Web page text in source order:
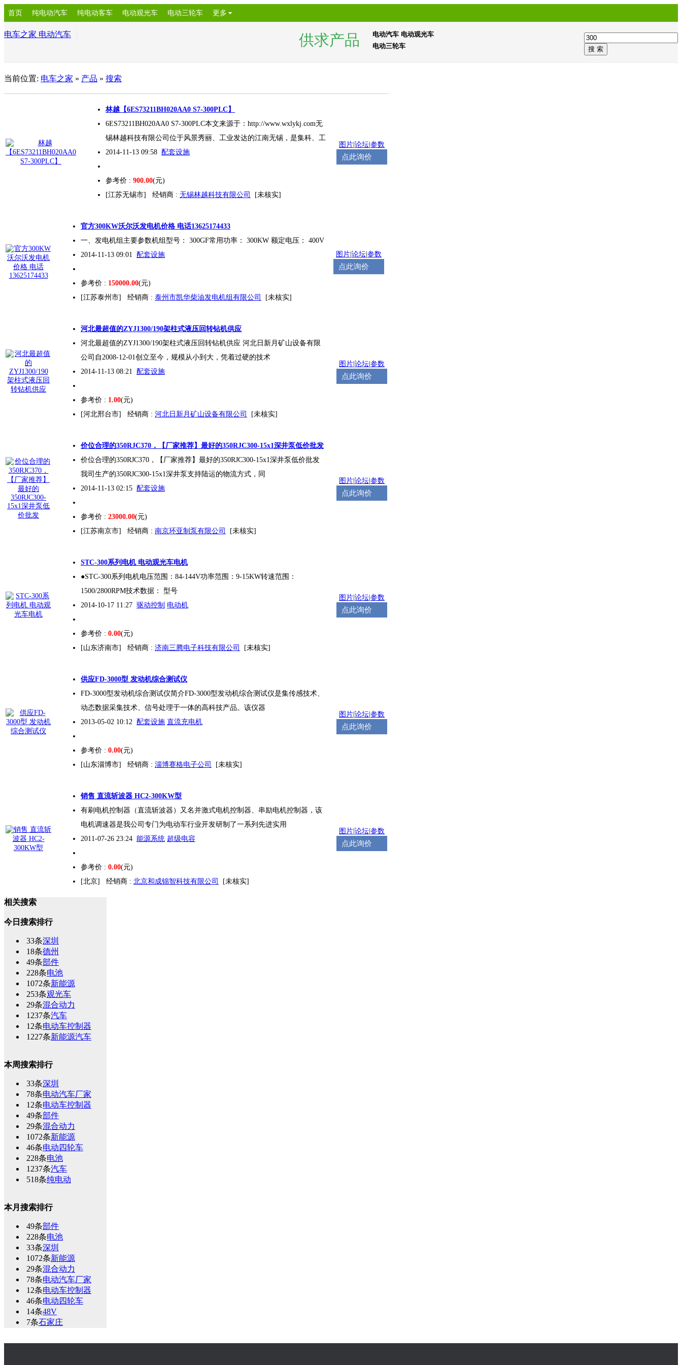
首页 纯电动汽车 纯电动客车 电动观光车 电动三轮车 更多
电车之家 电动汽车 供求产品 电动汽车 电动观光车
电动三轮车
当前位置: 电车之家 » 产品 » 搜索
林越【6ES73211BH020AA0 S7-300PLC】
6ES73211BH020AA0 S7-300PLC本文来源于：http://www.wxlykj.com无
锡林越科技有限公司位于风景秀丽、工业发达的江南无锡，是集科、工
2014-11-13 09:58 配套设施
参考价 : 900.00(元)
[江苏无锡市]
经销商 : 无锡林越科技有限公司 [未核实]
图片 论坛 参数
点此询价
官方300KW沃尔沃发电机价格 电话13625174433
一、发电机组主要参数机组型号： 300GF常用功率： 300KW 额定电压： 400V
2014-11-13 09:01 配套设施
参考价 : 150000.00(元)
[江苏泰州市]
经销商 : 泰州市凯华柴油发电机组有限公司 [未核实]
图片 论坛 参数
点此询价
河北最超值的ZYJ1300/190架柱式液压回转钻机供应
河北最超值的ZYJ1300/190架柱式液压回转钻机供应 河北日新月矿山设备有限
公司自2008-12-01创立至今，规模从小到大，凭着过硬的技术
2014-11-13 08:21 配套设施
参考价 : 1.00(元)
[河北邢台市]
经销商 : 河北日新月矿山设备有限公司 [未核实]
图片 论坛 参数
点此询价
价位合理的350RJC370，【厂家推荐】最好的350RJC300-15x1深井泵低价批发
价位合理的350RJC370，【厂家推荐】最好的350RJC300-15x1深井泵低价批发
我司生产的350RJC300-15x1深井泵支持陆运的物流方式，同
2014-11-13 02:15 配套设施
参考价 : 23000.00(元)
[江苏南京市]
经销商 : 南京环亚制泵有限公司 [未核实]
图片 论坛 参数
点此询价
STC-300系列电机 电动观光车电机
●STC-300系列电机电压范围：84-144V功率范围：9-15KW转速范围：
1500/2800RPM技术数据： 型号
2014-10-17 11:27 驱动控制 电动机
参考价 : 0.00(元)
[山东济南市]
经销商 : 济南三腾电子科技有限公司 [未核实]
图片 论坛 参数
点此询价
供应FD-3000型 发动机综合测试仪
FD-3000型发动机综合测试仪简介FD-3000型发动机综合测试仪是集传感技术、
动态数据采集技术、信号处理于一体的高科技产品。该仪器
2013-05-02 10:12 配套设施 直流充电机
参考价 : 0.00(元)
[山东淄博市]
经销商 : 淄博赛格电子公司 [未核实]
图片 论坛 参数
点此询价
销售 直流斩波器 HC2-300KW型
有刷电机控制器（直流斩波器）又名并激式电机控制器、串励电机控制器，该
电机调速器是我公司专门为电动车行业开发研制了一系列先进实用
2011-07-26 23:24 能源系统 超级电容
参考价 : 0.00(元)
[北京]
经销商 : 北京和成锦智科技有限公司 [未核实]
图片 论坛 参数
点此询价
相关搜索
今日搜索排行
33条深圳
18条德州
49条部件
228条电池
1072条新能源
253条观光车
29条混合动力
1237条汽车
12条电动车控制器
1227条新能源汽车
本周搜索排行
33条深圳
78条电动汽车厂家
12条电动车控制器
49条部件
29条混合动力
1072条新能源
46条电动四轮车
228条电池
1237条汽车
518条纯电动
本月搜索排行
49条部件
228条电池
33条深圳
1072条新能源
29条混合动力
78条电动汽车厂家
12条电动车控制器
46条电动四轮车
14条48V
7条石家庄